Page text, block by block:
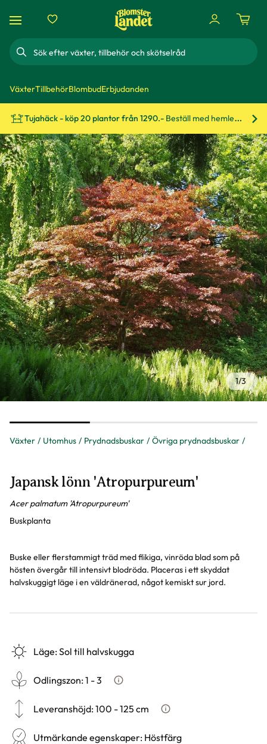
Sök
VäxterTillbehörBlombudErbjudanden
Tujahäck - köp 20 plantor från 1290.- Beställ med hemleverans!
Växter Utomhus Prydnadsbuskar Övriga prydnadsbuskar
1/3
Japansk lönn 'Atropurpureum'
Acer palmatum 'Atropurpureum'
Buskplanta
Buske eller flerstammigt träd med flikiga, vinröda blad som på
hösten övergår till intensivt blodröda. Placeras i ett skyddat
halvskuggigt läge i en väldränerad, något kemiskt sur jord.
Läge:Sol till halvskugga
Odlingszon:1 - 3 Vad är odlingszon?
Leveranshöjd:100 - 125 cm Hur vi mäter leveranshöjd
Utmärkande egenskaper: Höstfärg